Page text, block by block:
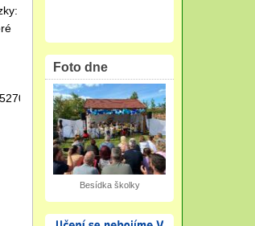
Foto dne
Besídka školky